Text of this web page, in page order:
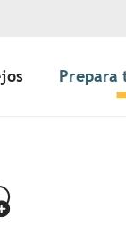
Prepara